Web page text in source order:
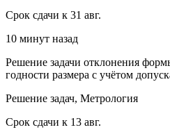
Срок сдачи к 31 авг.
10 минут назад
Решение задачи отклонения
годности размера с учётом
Решение задач, Метрология
Срок сдачи к 13 авг.